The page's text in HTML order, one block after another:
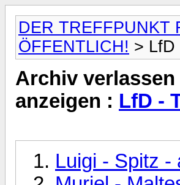
DER TREFFPUNKT
ÖFFENTLICH! > LfD
Archiv
anzeigen : LfD -
Luigi - Spitz -